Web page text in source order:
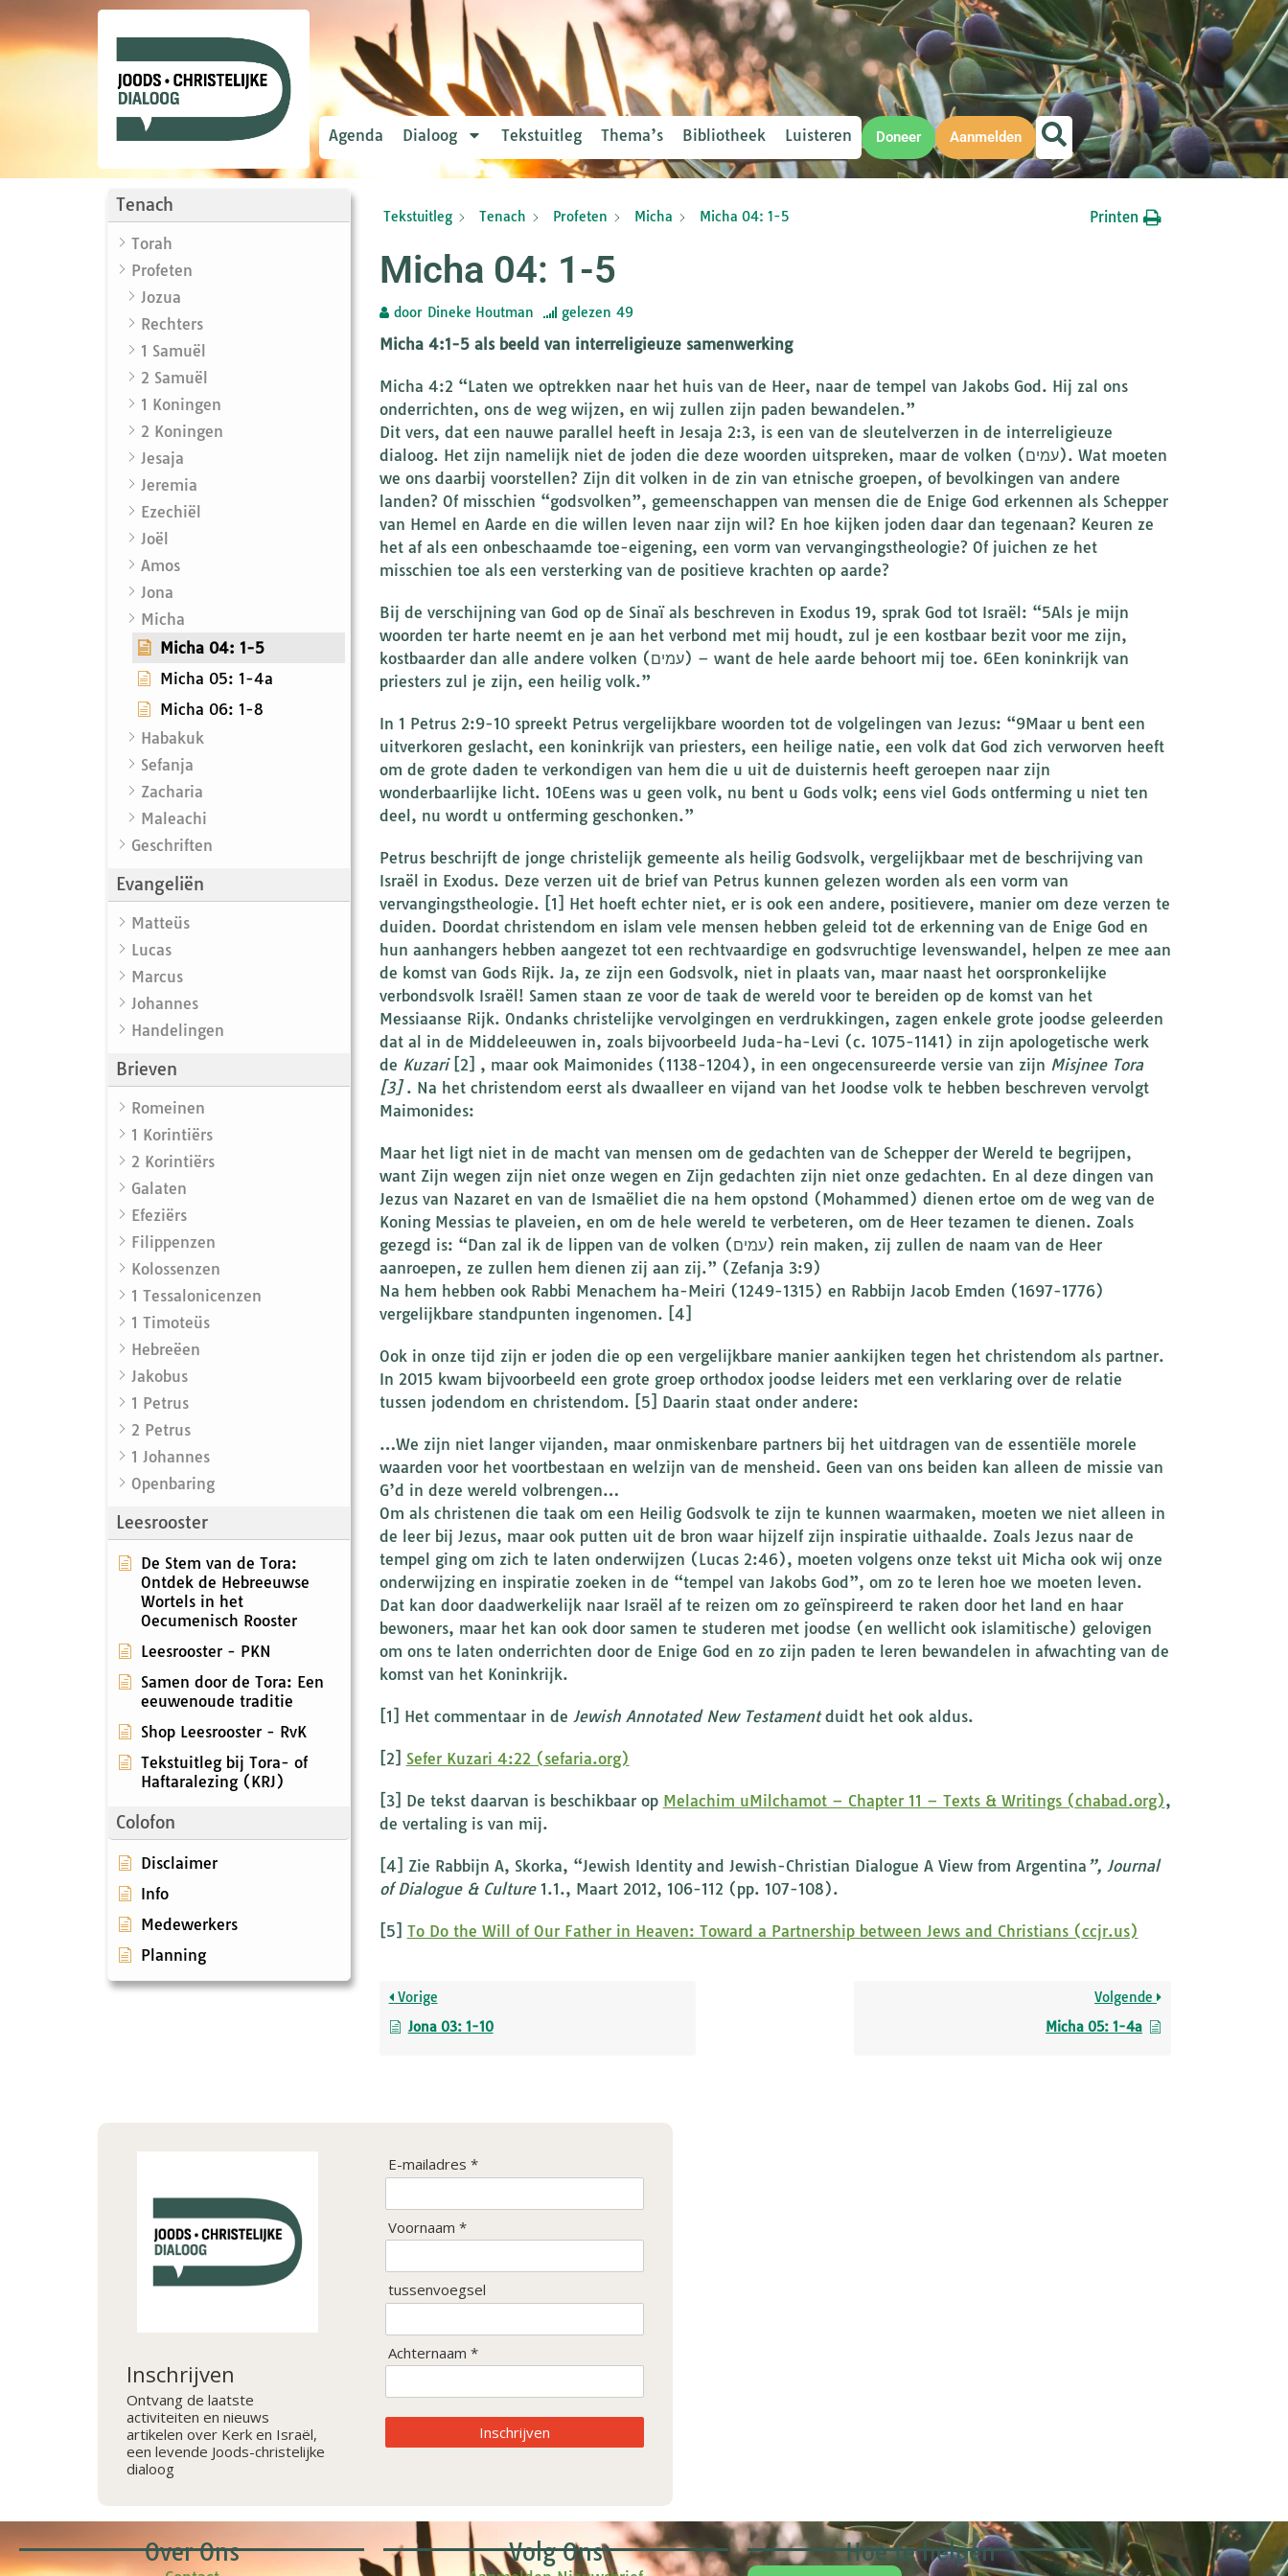
Agenda Dialoog Tekstuitleg Thema’s Bibliotheek Luisteren Doneer Aanmelden
Tenach
Torah
Profeten
Jozua
Rechters
1 Samuël
2 Samuël
1 Koningen
2 Koningen
Jesaja
Jeremia
Ezechiël
Joël
Amos
Jona
Micha
Micha 04: 1-5
Micha 05: 1-4a
Micha 06: 1-8
Habakuk
Sefanja
Zacharia
Maleachi
Geschriften
Evangeliën
Matteüs
Lucas
Marcus
Johannes
Handelingen
Brieven
Romeinen
1 Korintiërs
2 Korintiërs
Galaten
Efeziërs
Filippenzen
Kolossenzen
1 Tessalonicenzen
1 Timoteüs
Hebreëen
Jakobus
1 Petrus
2 Petrus
1 Johannes
Openbaring
Leesrooster
De Stem van de Tora:
Ontdek de Hebreeuwse
Wortels in het
Oecumenisch Rooster
Leesrooster - PKN
Samen door de Tora: Een
eeuwenoude traditie
Shop Leesrooster - RvK
Tekstuitleg bij Tora- of
Haftaralezing (KRJ)
Colofon
Disclaimer
Info
Medewerkers
Planning
Tekstuitleg Tenach Profeten Micha Micha 04: 1-5 Printen
Micha 04: 1-5
door Dineke Houtman gelezen 49
Micha 4:1-5 als beeld van interreligieuze samenwerking
Micha 4:2 “Laten we optrekken naar het huis van de Heer, naar de tempel van Jakobs God. Hij zal ons
onderrichten, ons de weg wijzen, en wij zullen zijn paden bewandelen.”
Dit vers, dat een nauwe parallel heeft in Jesaja 2:3, is een van de sleutelverzen in de interreligieuze
dialoog. Het zijn namelijk niet de joden die deze woorden uitspreken, maar de volken (עמים). Wat moeten
we ons daarbij voorstellen? Zijn dit volken in de zin van etnische groepen, of bevolkingen van andere
landen? Of misschien “godsvolken”, gemeenschappen van mensen die de Enige God erkennen als Schepper
van Hemel en Aarde en die willen leven naar zijn wil? En hoe kijken joden daar dan tegenaan? Keuren ze
het af als een onbeschaamde toe-eigening, een vorm van vervangingstheologie? Of juichen ze het
misschien toe als een versterking van de positieve krachten op aarde?
Bij de verschijning van God op de Sinaï als beschreven in Exodus 19, sprak God tot Israël: “5Als je mijn
woorden ter harte neemt en je aan het verbond met mij houdt, zul je een kostbaar bezit voor me zijn,
kostbaarder dan alle andere volken (עמים) – want de hele aarde behoort mij toe. 6Een koninkrijk van
priesters zul je zijn, een heilig volk.”
In 1 Petrus 2:9-10 spreekt Petrus vergelijkbare woorden tot de volgelingen van Jezus: “9Maar u bent een
uitverkoren geslacht, een koninkrijk van priesters, een heilige natie, een volk dat God zich verworven heeft
om de grote daden te verkondigen van hem die u uit de duisternis heeft geroepen naar zijn
wonderbaarlijke licht. 10Eens was u geen volk, nu bent u Gods volk; eens viel Gods ontferming u niet ten
deel, nu wordt u ontferming geschonken.”
Petrus beschrijft de jonge christelijk gemeente als heilig Godsvolk, vergelijkbaar met de beschrijving van
Israël in Exodus. Deze verzen uit de brief van Petrus kunnen gelezen worden als een vorm van
vervangingstheologie. [1] Het hoeft echter niet, er is ook een andere, positievere, manier om deze verzen te
duiden. Doordat christendom en islam vele mensen hebben geleid tot de erkenning van de Enige God en
hun aanhangers hebben aangezet tot een rechtvaardige en godsvruchtige levenswandel, helpen ze mee aan
de komst van Gods Rijk. Ja, ze zijn een Godsvolk, niet in plaats van, maar naast het oorspronkelijke
verbondsvolk Israël! Samen staan ze voor de taak de wereld voor te bereiden op de komst van het
Messiaanse Rijk. Ondanks christelijke vervolgingen en verdrukkingen, zagen enkele grote joodse geleerden
dat al in de Middeleeuwen in, zoals bijvoorbeeld Juda-ha-Levi (c. 1075-1141) in zijn apologetische werk
de Kuzari[2] , maar ook Maimonides (1138-1204), in een ongecensureerde versie van zijn Misjnee Tora
[3] . Na het christendom eerst als dwaalleer en vijand van het Joodse volk te hebben beschreven vervolgt
Maimonides:
Maar het ligt niet in de macht van mensen om de gedachten van de Schepper der Wereld te begrijpen,
want Zijn wegen zijn niet onze wegen en Zijn gedachten zijn niet onze gedachten. En al deze dingen van
Jezus van Nazaret en van de Ismaëliet die na hem opstond (Mohammed) dienen ertoe om de weg van de
Koning Messias te plaveien, en om de hele wereld te verbeteren, om de Heer tezamen te dienen. Zoals
gezegd is: “Dan zal ik de lippen van de volken (עמים) rein maken, zij zullen de naam van de Heer
aanroepen, ze zullen hem dienen zij aan zij.” (Zefanja 3:9)
Na hem hebben ook Rabbi Menachem ha-Meiri (1249-1315) en Rabbijn Jacob Emden (1697-1776)
vergelijkbare standpunten ingenomen. [4]
Ook in onze tijd zijn er joden die op een vergelijkbare manier aankijken tegen het christendom als partner.
In 2015 kwam bijvoorbeeld een grote groep orthodox joodse leiders met een verklaring over de relatie
tussen jodendom en christendom. [5] Daarin staat onder andere:
…We zijn niet langer vijanden, maar onmiskenbare partners bij het uitdragen van de essentiële morele
waarden voor het voortbestaan en welzijn van de mensheid. Geen van ons beiden kan alleen de missie van
G’d in deze wereld volbrengen…
Om als christenen die taak om een Heilig Godsvolk te zijn te kunnen waarmaken, moeten we niet alleen in
de leer bij Jezus, maar ook putten uit de bron waar hijzelf zijn inspiratie uithaalde. Zoals Jezus naar de
tempel ging om zich te laten onderwijzen (Lucas 2:46), moeten volgens onze tekst uit Micha ook wij onze
onderwijzing en inspiratie zoeken in de “tempel van Jakobs God”, om zo te leren hoe we moeten leven.
Dat kan door daadwerkelijk naar Israël af te reizen om zo geïnspireerd te raken door het land en haar
bewoners, maar het kan ook door samen te studeren met joodse (en wellicht ook islamitische) gelovigen
om ons te laten onderrichten door de Enige God en zo zijn paden te leren bewandelen in afwachting van de
komst van het Koninkrijk.
[1] Het commentaar in de Jewish Annotated New Testamentduidt het ook aldus.
[2] Sefer Kuzari 4:22 (sefaria.org)
[3] De tekst daarvan is beschikbaar op Melachim uMilchamot – Chapter 11 – Texts & Writings (chabad.org),
de vertaling is van mij.
[4] Zie Rabbijn A, Skorka, “Jewish Identity and Jewish-Christian Dialogue A View from Argentina ”, Journal
of Dialogue & Culture1.1., Maart 2012, 106-112 (pp. 107-108).
[5] To Do the Will of Our Father in Heaven: Toward a Partnership between Jews and Christians (ccjr.us)
Vorige
Jona 03: 1-10
Volgende
Micha 05: 1-4a
Inschrijven
Ontvang de laatste
activiteiten en nieuws
artikelen over Kerk en Israël,
een levende Joods-christelijke
dialoog
E-mailadres *
Voornaam *
tussenvoegsel
Achternaam *
Inschrijven
Over Ons Volg Ons Hoe te helpen